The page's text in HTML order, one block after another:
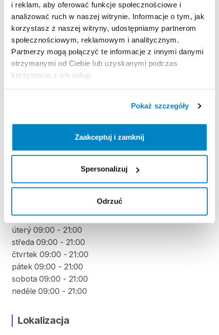
i reklam, aby oferować funkcje społecznościowe i
analizować ruch w naszej witrynie. Informacje o tym, jak
korzystasz z naszej witryny, udostępniamy partnerom
społecznościowym, reklamowym i analitycznym.
Partnerzy mogą połączyć te informacje z innymi danymi
otrzymanymi od Ciebie lub uzyskanymi podczas
korzystania z ich usług.
Pokaż szczegóły
Zaakceptuj i zamknij
Spersonalizuj
Odrzuć
Regulamin wypożyczalni
KAUCJA
Pro vypůjčení produktu není vyžadována vratná či
jiná záloha. Za vypůjčení zaplatíte předem online
platební kartou. Sleva je automaticky vypočítána a
odečtena za každý den výpůjčky počínaje 4. dnem
10 % z ceny předchozího dne. To znamená, že za 4.
den výpůjčky zaplatíte 90 % z denní sazby, 5. den 81
% a stejným způsobem až do minima 40 % z ceny
prvního dne půjčení.
ODBIÓR I ZWROT SPRZĘTU
pondělí 09:00 - 21:00
úterý 09:00 - 21:00
středa 09:00 - 21:00
čtvrtek 09:00 - 21:00
pátek 09:00 - 21:00
sobota 09:00 - 21:00
neděle 09:00 - 21:00
Lokalizacja